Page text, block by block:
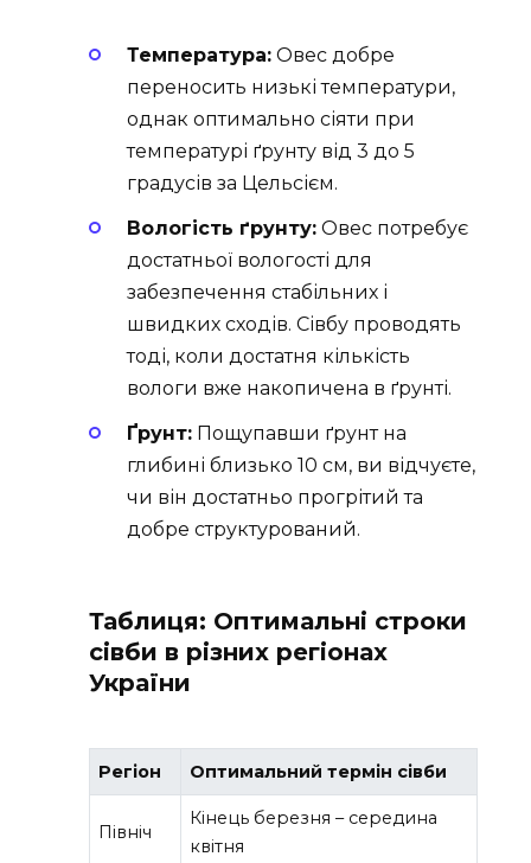
Температура: Овес добре
переносить низькі температури,
однак оптимально сіяти при
температурі ґрунту від 3 до 5
градусів за Цельсієм.
Вологість ґрунту: Овес потребує
достатньої вологості для
забезпечення стабільних і
швидких сходів. Сівбу проводять
тоді, коли достатня кількість
вологи вже накопичена в ґрунті.
Ґрунт: Пощупавши ґрунт на
глибині близько 10 см, ви відчуєте,
чи він достатньо прогрітий та
добре структурований.
Таблиця: Оптимальні строки
сівби в різних регіонах
України
Регіон Оптимальний термін сівби
Північ
Кінець березня – середина
квітня